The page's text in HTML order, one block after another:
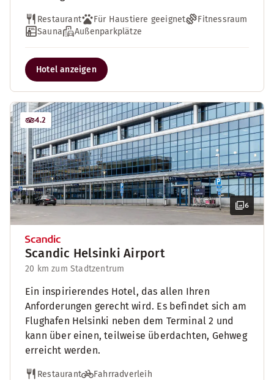
Restaurant Für Haustiere geeignet
Fitnessraum
Sauna
Außenparkplätze
Hotel anzeigen
6
4.2
Scandic Helsinki Airport
20 km zum Stadtzentrum
Ein inspirierendes Hotel, das allen Ihren
Anforderungen gerecht wird. Es befindet sich am
Flughafen Helsinki neben dem Terminal 2 und
kann über einen, teilweise überdachten, Gehweg
erreicht werden.
Restaurant
Fahrradverleih